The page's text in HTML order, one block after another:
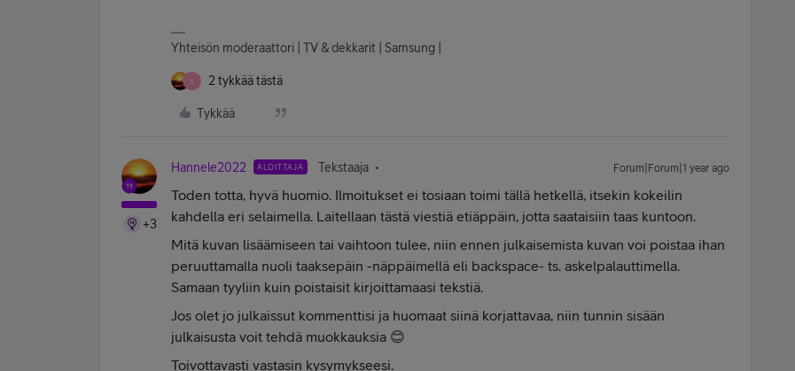
Yhteisön moderaattori | TV & dekkarit | Samsung |
S 2 tykkää tästä
Tykkää
+3
Hannele2022 ALOITTAJA Tekstaaja Forum|Forum|1 year ago
Toden totta, hyvä huomio. Ilmoitukset ei tosiaan toimi tällä hetkellä, itsekin kokeilin
kahdella eri selaimella. Laitellaan tästä viestiä etiäppäin, jotta saataisiin taas kuntoon.
Mitä kuvan lisäämiseen tai vaihtoon tulee, niin ennen julkaisemista kuvan voi poistaa ihan
peruuttamalla nuoli taaksepäin -näppäimellä eli backspace- ts. askelpalauttimella.
Samaan tyyliin kuin poistaisit kirjoittamaasi tekstiä.
Jos olet jo julkaissut kommenttisi ja huomaat siinä korjattavaa, niin tunnin sisään
julkaisusta voit tehdä muokkauksia 😊
Toivottavasti vastasin kysymykseesi.